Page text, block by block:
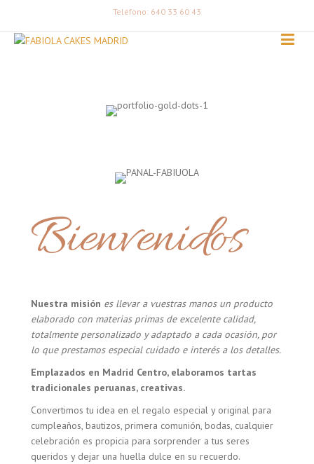
Teléfono: 640 33 60 43
Bienvenidos
Nuestra misión es llevar a vuestras manos un producto
elaborado con materias primas de excelente calidad,
totalmente personalizado y adaptado a cada ocasión, por
lo que prestamos especial cuidado e interés a los detalles.
Emplazados en Madrid Centro, elaboramos tartas
tradicionales peruanas, creativas.
Convertimos tu idea en el regalo especial y original para
cumpleaños, bautizos, primera comunión, bodas, cualquier
celebración es propicia para sorprender a tus seres
queridos y dejar una huella dulce en su recuerdo.